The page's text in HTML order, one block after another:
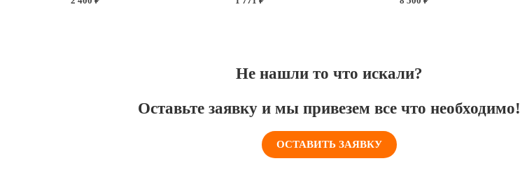
Не нашли то что искали?
Оставьте заявку и мы привезем все что необходимо!
ОСТАВИТЬ ЗАЯВКУ